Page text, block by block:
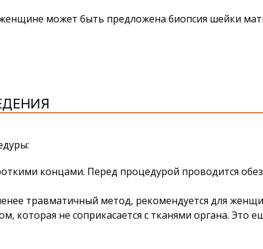
женщине может быть предложена биопсия шейки
концами. Перед процедурой проводится
травматичный метод, рекомендуется для
которая не соприкасается с тканями органа. Это